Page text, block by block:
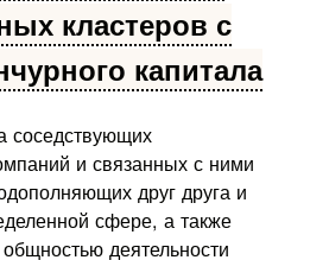
кластеров с
капитала
соседствующих
и связанных с ними
друг друга и
сфере, а также
деятельности